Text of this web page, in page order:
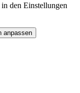
den Einstellungen
anpassen